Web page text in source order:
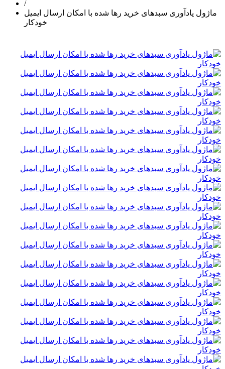
/
ماژول یادآوری سبدهای خرید رها شده با امکان ارسال ایمیل
خودکار